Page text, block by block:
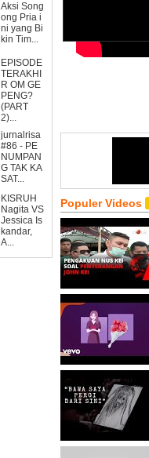
Aksi Song
ong Pria i
ni yang Bi
kin Tim...
EPISODE
TERAKHI
R OM GE
PENG?
(PART
2)...
jurnalrisa
#86 - PE
NUMPAN
G TAK KA
SAT...
KISRUH
Nagita VS
Jessica Is
kandar,
A...
Populer Videos